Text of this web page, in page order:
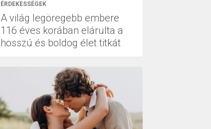
ÉRDEKESSÉGEK
A világ legöregebb embere
116 éves korában elárulta a
hosszú és boldog élet titkát